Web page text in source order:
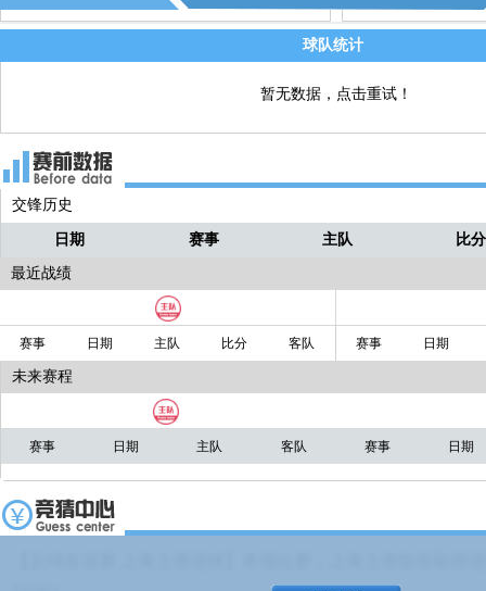
直播 28' - 第4个角球 - (南京城市)
直播 20' - 第3个角球 - (南京城市)
球队统计
暂无数据，点击重试！
交锋历史
日期 赛事 主队 比分
最近战绩
赛事 日期 主队 比分 客队 赛事 日期
未来赛程
赛事 日期 主队 客队 赛事 日期